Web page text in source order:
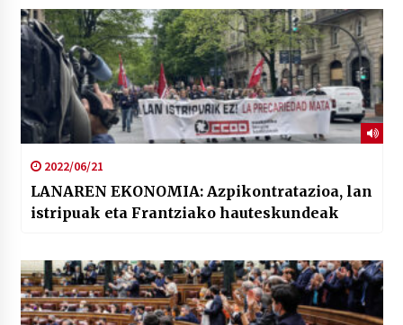
2022/06/21
LANAREN EKONOMIA: Azpikontratazioa, lan
istripuak eta Frantziako hauteskundeak